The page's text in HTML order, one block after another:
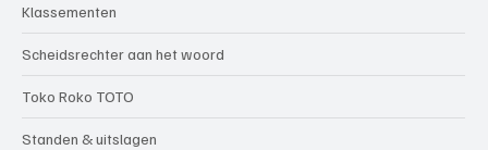
Klassementen
Scheidsrechter aan het woord
Toko Roko TOTO
Standen & uitslagen